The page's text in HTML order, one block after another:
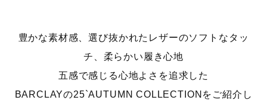
豊かな素材感、選び抜かれたレザーのソフトなタッ
チ、柔らかい履き心地
五感で感じる心地よさを追求した
BARCLAYの25`AUTUMN COLLECTIONをご紹介し